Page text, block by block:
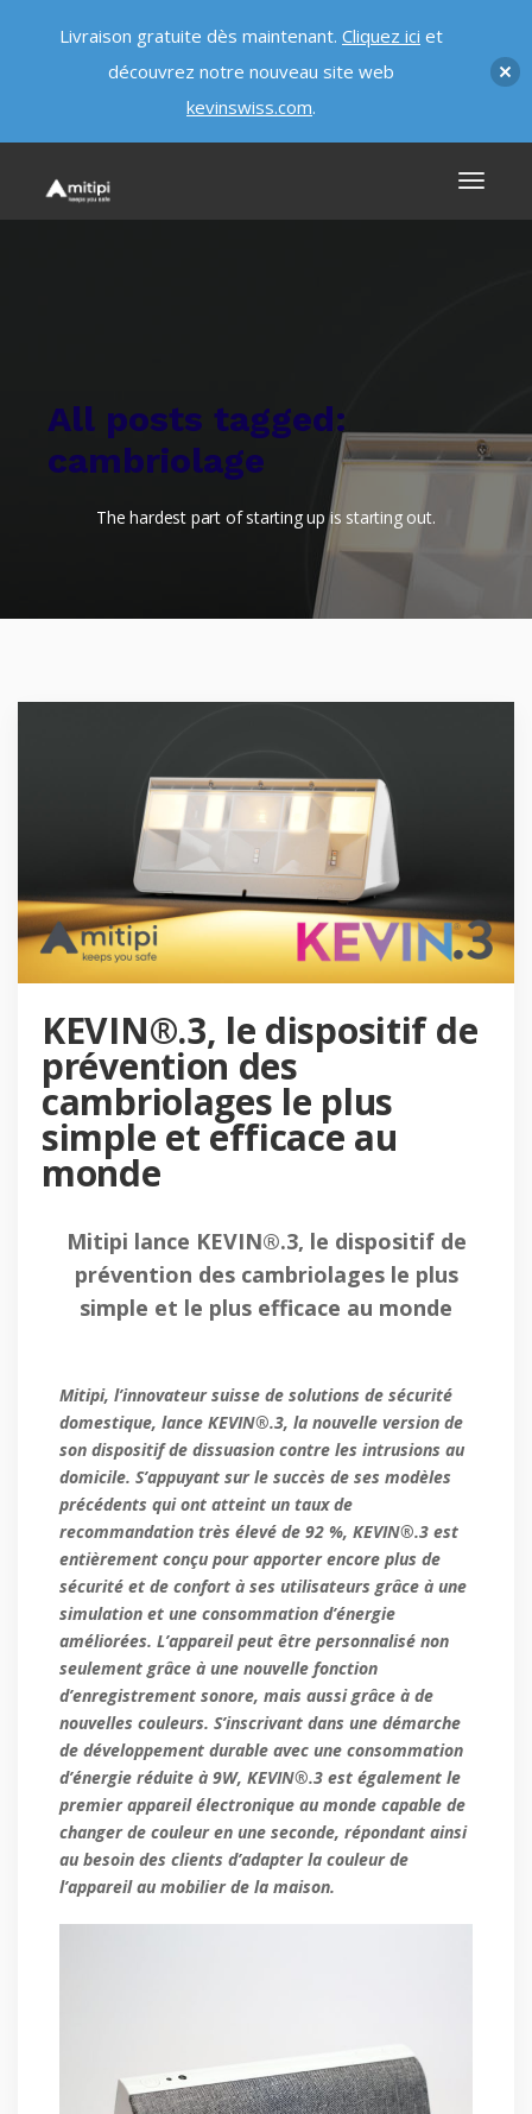
All posts tagged:
cambriolage
The hardest part of starting up is starting out.
KEVIN®.3, le dispositif de
prévention des
cambriolages le plus
simple et efficace au
monde
Mitipi lance KEVIN®.3, le dispositif de
prévention des cambriolages le plus
simple et le plus efficace au monde
Mitipi, l’innovateur suisse de solutions de sécurité
domestique, lance KEVIN®.3, la nouvelle version de
son dispositif de dissuasion contre les intrusions au
domicile. S’appuyant sur le succès de ses modèles
précédents qui ont atteint un taux de
recommandation très élevé de 92 %, KEVIN®.3 est
entièrement conçu pour apporter encore plus de
sécurité et de confort à ses utilisateurs grâce à une
simulation et une consommation d’énergie
améliorées. L’appareil peut être personnalisé non
seulement grâce à une nouvelle fonction
d’enregistrement sonore, mais aussi grâce à de
nouvelles couleurs. S’inscrivant dans une démarche
de développement durable avec une consommation
d’énergie réduite à 9W, KEVIN®.3 est également le
premier appareil électronique au monde capable de
changer de couleur en une seconde, répondant ainsi
au besoin des clients d’adapter la couleur de
l’appareil au mobilier de la maison.
Livraison gratuite dès maintenant. Cliquez ici et
découvrez notre nouveau site web
kevinswiss.com.